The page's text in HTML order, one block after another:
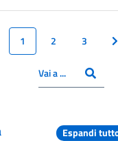
Inizio
alla pagina Precedente
Pagina
1 Pagina
2 Pagina
3
Vai a ...Inserisci il
CERCA
Espandi